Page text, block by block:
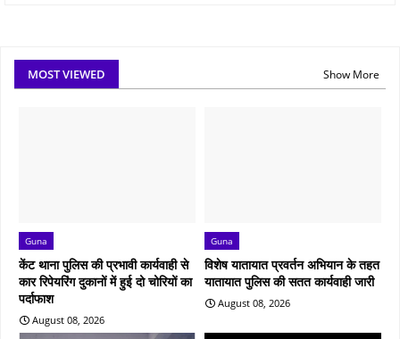
MOST VIEWED Show More
Guna
केंट थाना पुलिस की प्रभावी कार्यवाही से
कार रिपेयरिंग दुकानों में हुई दो चोरियों का
पर्दाफाश
August 08, 2026
Guna
विशेष यातायात प्रवर्तन अभियान के तहत
यातायात पुलिस की सतत कार्यवाही जारी
August 08, 2026